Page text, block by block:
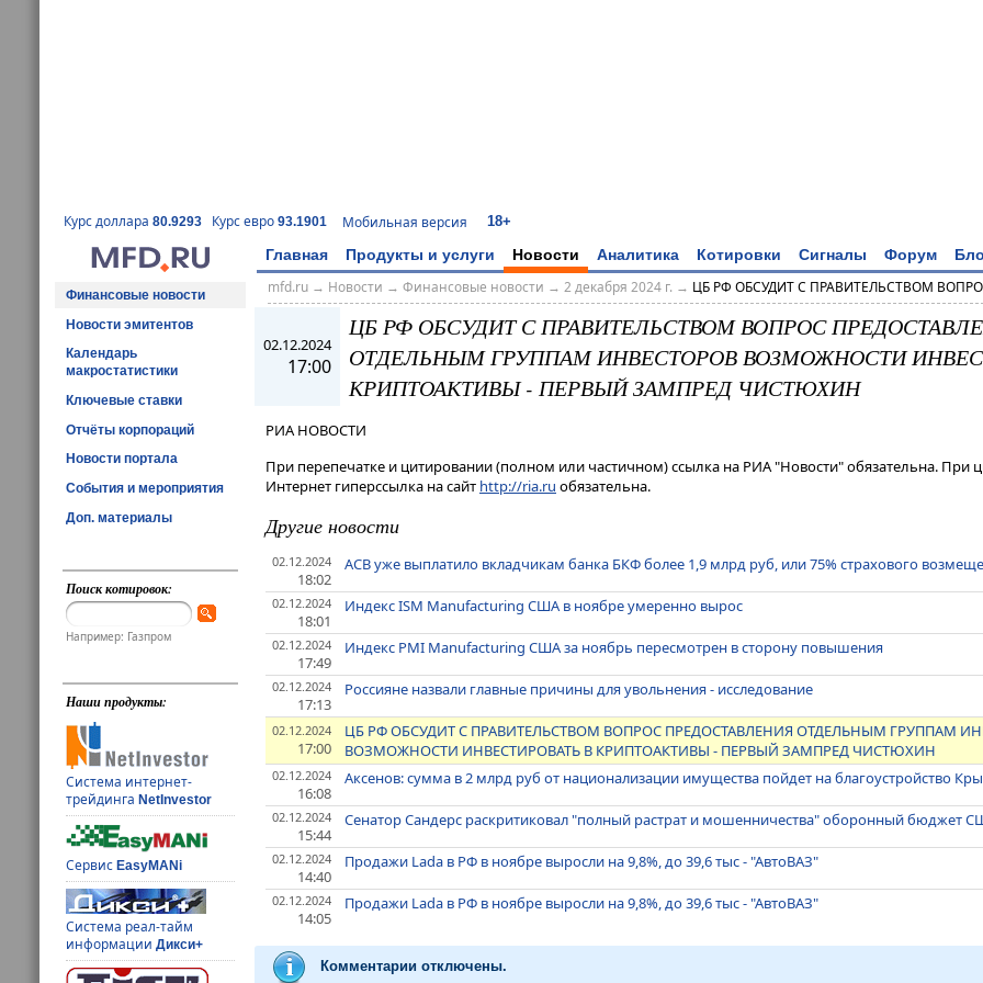
Курс доллара 80.9293 Курс евро 93.1901 Мобильная версия 18+
Главная Продукты и услуги Новости Аналитика Котировки Сигналы Форум
Финансовые новости
Новости эмитентов
Календарь
макростатистики
Ключевые ставки
Отчёты корпораций
Новости портала
События и мероприятия
Доп. материалы
Поиск котировок:
Например: Газпром
Наши продукты:
Система интернет-
трейдингаNetInvestor
СервисEasyMANi
Система реал-тайм
информацииДикси+
mfd.ru→ Новости → Финансовые новости → 2 декабря 2024 г. → ЦБ РФ ОБСУДИТ С ПРАВИТЕЛЬСТВОМ
02.12.2024
17:00
ЦБ РФ ОБСУДИТ С ПРАВИТЕЛЬСТВОМ ВОПРОС
ОТДЕЛЬНЫМ ГРУППАМ ИНВЕСТОРОВ ВОЗМОЖНОСТИ
КРИПТОАКТИВЫ - ПЕРВЫЙ ЗАМПРЕД ЧИСТЮХИН
РИА НОВОСТИ
При перепечатке и цитировании (полном или частичном) ссылка на РИА "Новости" обязательна. При
Интернет гиперссылка на сайт http://ria.ru обязательна.
Другие новости
02.12.2024
18:02
АСВ уже выплатило вкладчикам банка БКФ более 1,9 млрд руб, или 75% страхового
02.12.2024
18:01
Индекс ISM Manufacturing США в ноябре умеренно вырос
02.12.2024
17:49
Индекс PMI Manufacturing США за ноябрь пересмотрен в сторону повышения
02.12.2024
17:13
Россияне назвали главные причины для увольнения - исследование
02.12.2024
17:00
ЦБ РФ ОБСУДИТ С ПРАВИТЕЛЬСТВОМ ВОПРОС ПРЕДОСТАВЛЕНИЯ ОТДЕЛЬНЫМ ГРУППАМ
ВОЗМОЖНОСТИ ИНВЕСТИРОВАТЬ В КРИПТОАКТИВЫ - ПЕРВЫЙ ЗАМПРЕД ЧИСТЮХИН
02.12.2024
16:08
Аксенов: сумма в 2 млрд руб от национализации имущества пойдет на благоустройство
02.12.2024
15:44
Сенатор Сандерс раскритиковал "полный растрат и мошенничества" оборонный бюджет
02.12.2024
14:40
Продажи Lada в РФ в ноябре выросли на 9,8%, до 39,6 тыс - "АвтоВАЗ"
02.12.2024
14:05
Продажи Lada в РФ в ноябре выросли на 9,8%, до 39,6 тыс - "АвтоВАЗ"
Комментарии отключены.